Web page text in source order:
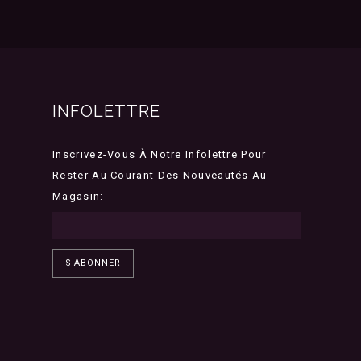
INFOLETTRE
Inscrivez-Vous À Notre Infolettre Pour
Rester Au Courant Des Nouveautés Au
Magasin:
S'ABONNER